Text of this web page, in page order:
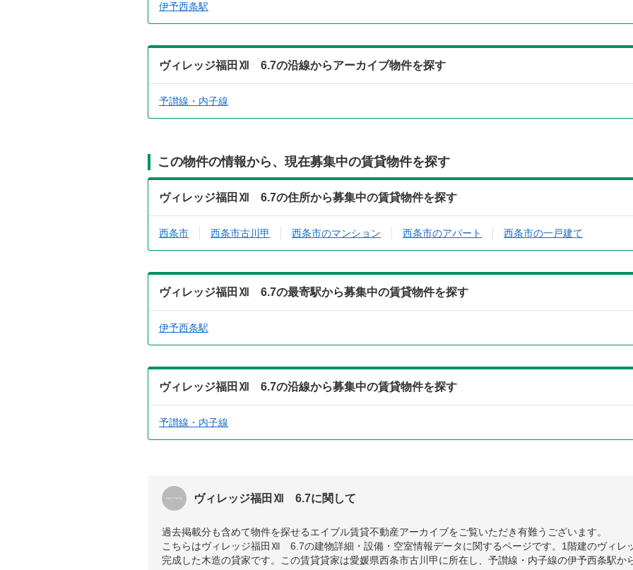
伊予西条駅
ヴィレッジ福田Ⅻ 6.7の沿線からアーカイブ物件を探す
予讃線・内子線
この物件の情報から、現在募集中の賃貸物件を探す
ヴィレッジ福田Ⅻ 6.7の住所から募集中の賃貸物件を探す
西条市 西条市古川甲 西条市のマンション 西条市のアパート 西条市の一戸建て
ヴィレッジ福田Ⅻ 6.7の最寄駅から募集中の賃貸物件を探す
伊予西条駅
ヴィレッジ福田Ⅻ 6.7の沿線から募集中の賃貸物件を探す
予讃線・内子線
ヴィレッジ福田Ⅻ 6.7に関して
過去掲載分も含めて物件を探せるエイブル賃貸不動産アーカイブをご覧いただき有難うございます。
こちらはヴィレッジ福田Ⅻ 6.7の建物詳細・設備・空室情報データに関するページです。1階建のヴィ
完成した木造の貸家です。この賃貸貸家は愛媛県西条市古川甲に所在し、予讃線・内子線の伊予西条駅か